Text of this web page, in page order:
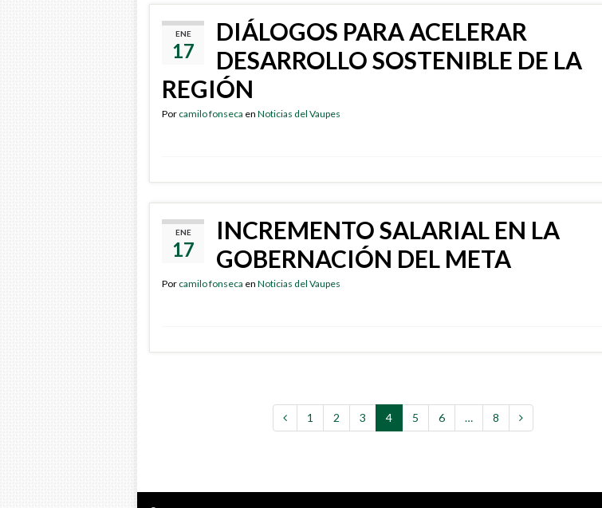
ENE
17
DIÁLOGOS PARA ACELERAR
DESARROLLO SOSTENIBLE DE LA
REGIÓN
Por camilo fonseca en Noticias del Vaupes
ENE
17
INCREMENTO SALARIAL EN LA
GOBERNACIÓN DEL META
Por camilo fonseca en Noticias del Vaupes
1 2 3 4 5 6 … 8